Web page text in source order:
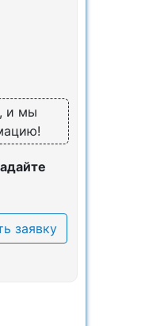
, и мы
заявку